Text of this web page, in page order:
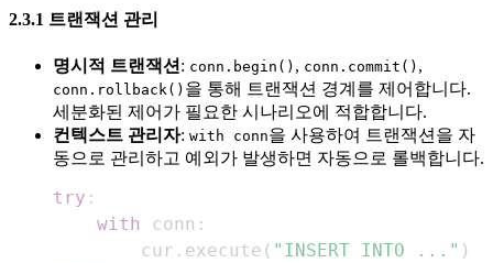
2.3.1 트랜잭션 관리
명시적 트랜잭션: conn.begin() , conn.commit() ,
conn.rollback() 을 통해 트랜잭션 경계를 제어합니다.
세분화된 제어가 필요한 시나리오에 적합합니다.
컨텍스트 관리자: with conn을 사용하여 트랜잭션을 자
동으로 관리하고 예외가 발생하면 자동으로 롤백합니다.
try :
with
conn :
        cur
. execute ( "INSERT INTO ..." )